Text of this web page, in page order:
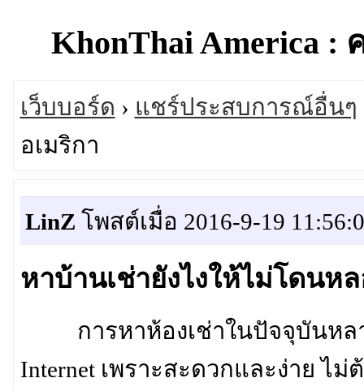
KhonThai America :
เว็บบอร์ด › แชร์ประสบการณ์อื่นๆ
อเมริกา
LinZ โพสต์เมื่อ 2016-9-19
หาบ้านเช่ายังไงให้ไม่โดนห
การหาห้องเช่าในปัจจุบันหลา
Internet เพราะสะดวกและง่าย ไ